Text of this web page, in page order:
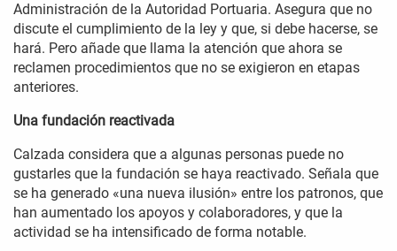
Administración de la Autoridad Portuaria. Asegura que no
discute el cumplimiento de la ley y que, si debe hacerse, se
hará. Pero añade que llama la atención que ahora se
reclamen procedimientos que no se exigieron en etapas
anteriores.
Una fundación reactivada
Calzada considera que a algunas personas puede no
gustarles que la fundación se haya reactivado. Señala que
se ha generado «una nueva ilusión» entre los patronos, que
han aumentado los apoyos y colaboradores, y que la
actividad se ha intensificado de forma notable.